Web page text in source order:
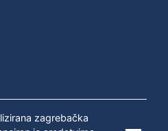
zagrebačka